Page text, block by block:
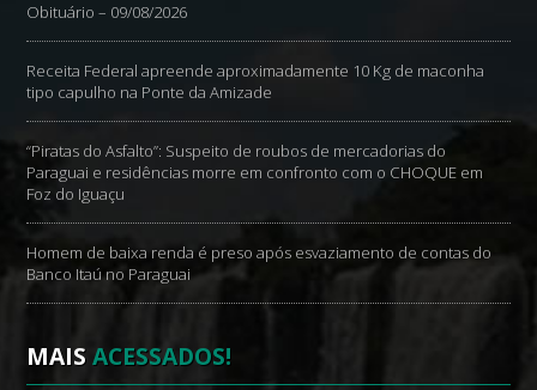
Obituário – 09/08/2026
Receita Federal apreende aproximadamente 10 Kg de maconha
tipo capulho na Ponte da Amizade
“Piratas do Asfalto”: Suspeito de roubos de mercadorias do
Paraguai e residências morre em confronto com o CHOQUE em
Foz do Iguaçu
Homem de baixa renda é preso após esvaziamento de contas do
Banco Itaú no Paraguai
MAISACESSADOS!